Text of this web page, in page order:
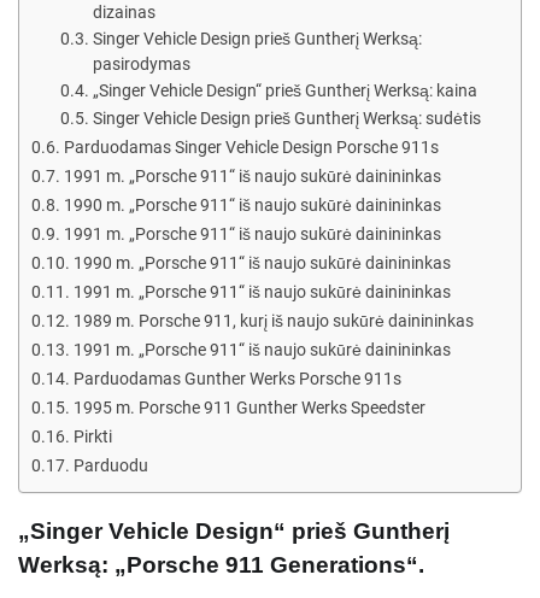
dizainas
Singer Vehicle Design prieš Guntherį Werksą:
pasirodymas
„Singer Vehicle Design“ prieš Guntherį Werksą: kaina
Singer Vehicle Design prieš Guntherį Werksą: sudėtis
Parduodamas Singer Vehicle Design Porsche 911s
1991 m. „Porsche 911“ iš naujo sukūrė dainininkas
1990 m. „Porsche 911“ iš naujo sukūrė dainininkas
1991 m. „Porsche 911“ iš naujo sukūrė dainininkas
1990 m. „Porsche 911“ iš naujo sukūrė dainininkas
1991 m. „Porsche 911“ iš naujo sukūrė dainininkas
1989 m. Porsche 911, kurį iš naujo sukūrė dainininkas
1991 m. „Porsche 911“ iš naujo sukūrė dainininkas
Parduodamas Gunther Werks Porsche 911s
1995 m. Porsche 911 Gunther Werks Speedster
Pirkti
Parduodu
„Singer Vehicle Design“ prieš Guntherį
Werksą: „Porsche 911 Generations“.